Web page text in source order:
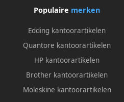
Populaire merken
Edding kantoorartikelen
Quantore kantoorartikelen
HP kantoorartikelen
Brother kantoorartikelen
Moleskine kantoorartikelen